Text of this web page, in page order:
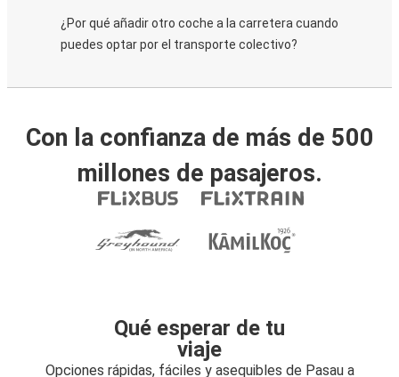
¿Por qué añadir otro coche a la carretera cuando
puedes optar por el transporte colectivo?
Con la confianza de más de 500
millones de pasajeros.
Qué esperar de tu
viaje
Opciones rápidas, fáciles y asequibles de Pasau a